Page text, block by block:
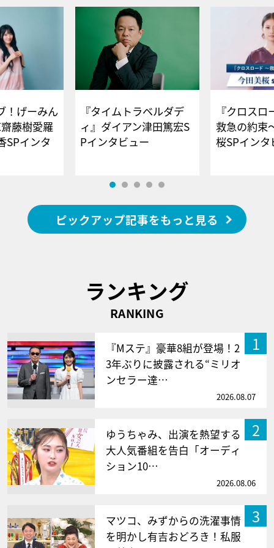
！げーみん
藤樹愛羅
SPインタ
『タイムトラベルダデ
ィ』ダイアン津田篤宏S
Pインタビュー
『クロス
救急の約束
桜SPイ
ピックアップ記事をもっと見る
ランキング
RANKING
1
『Mステ』豪華8組が登場！2
3年ぶりに披露される“ミリオ
ンセラー達…
2026.08.07
2
ゆうちゃみ、出演を熱望する
大人気番組を告白「オーディ
ション10…
2026.08.06
3
マツコ、みずからの洗濯事情
を明かし有吉おどろき！私服